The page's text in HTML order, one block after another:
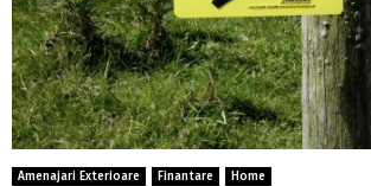
Amenajari Exterioare Finantare Home